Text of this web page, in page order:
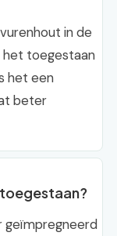
in de
het toegestaan
het een
beter
geïmpregneerd